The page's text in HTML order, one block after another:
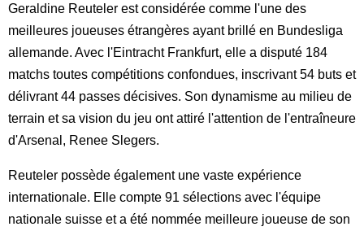
Geraldine Reuteler est considérée comme l'une des
meilleures joueuses étrangères ayant brillé en Bundesliga
allemande. Avec l'Eintracht Frankfurt, elle a disputé 184
matchs toutes compétitions confondues, inscrivant 54 buts et
délivrant 44 passes décisives. Son dynamisme au milieu de
terrain et sa vision du jeu ont attiré l'attention de l'entraîneure
d'Arsenal, Renee Slegers.
Reuteler possède également une vaste expérience
internationale. Elle compte 91 sélections avec l'équipe
nationale suisse et a été nommée meilleure joueuse de son